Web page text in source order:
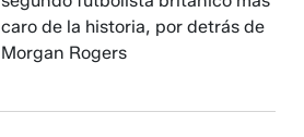
caro de la historia, por detrás de
Morgan Rogers